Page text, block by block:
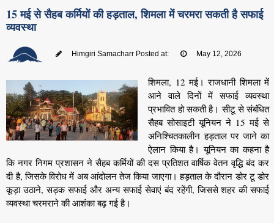
15 मई से सैहब कर्मियों की हड़ताल, शिमला में चरमरा सकती है सफाई
व्यवस्था
Himgiri Samacharr Posted at: May 12, 2026
शिमला, 12 मई। राजधानी शिमला में
आने वाले दिनों में सफाई व्यवस्था
प्रभावित हो सकती है। सीटू से संबंधित
सैहब सोसाइटी यूनियन ने 15 मई से
अनिश्चितकालीन हड़ताल पर जाने का
ऐलान किया है। यूनियन का कहना है
कि नगर निगम प्रशासन ने सैहब कर्मियों की दस प्रतिशत वार्षिक वेतन वृद्धि बंद कर
दी है, जिसके विरोध में अब आंदोलन तेज किया जाएगा। हड़ताल के दौरान डोर टू डोर
कूड़ा उठाने, सड़क सफाई और अन्य सफाई सेवाएं बंद रहेंगी, जिससे शहर की सफाई
व्यवस्था चरमराने की आशंका बढ़ गई है।